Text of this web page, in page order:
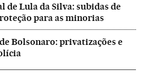
de Lula da Silva: subidas de
para as minorias
Bolsonaro: privatizações e